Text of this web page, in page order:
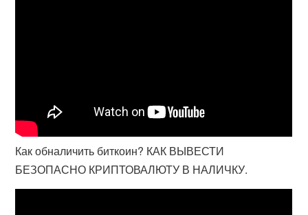
Как обналичить биткоин? КАК ВЫВЕСТИ
БЕЗОПАСНО КРИПТОВАЛЮТУ В НАЛИЧКУ.